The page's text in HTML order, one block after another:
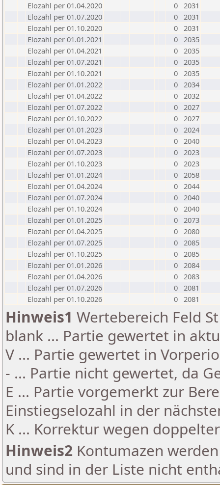
Elozahl per 01.04.2020
0 2031
Elozahl per 01.07.2020
0 2031
Elozahl per 01.10.2020
0 2031
Elozahl per 01.01.2021
0 2035
Elozahl per 01.04.2021
0 2035
Elozahl per 01.07.2021
0 2035
Elozahl per 01.10.2021
0 2035
Elozahl per 01.01.2022
0 2034
Elozahl per 01.04.2022
0 2032
Elozahl per 01.07.2022
0 2027
Elozahl per 01.10.2022
0 2027
Elozahl per 01.01.2023
0 2024
Elozahl per 01.04.2023
0 2040
Elozahl per 01.07.2023
0 2023
Elozahl per 01.10.2023
0 2023
Elozahl per 01.01.2024
0 2058
Elozahl per 01.04.2024
0 2044
Elozahl per 01.07.2024
0 2040
Elozahl per 01.10.2024
0 2040
Elozahl per 01.01.2025
0 2073
Elozahl per 01.04.2025
0 2080
Elozahl per 01.07.2025
0 2085
Elozahl per 01.10.2025
0 2085
Elozahl per 01.01.2026
0 2084
Elozahl per 01.04.2026
0 2083
Elozahl per 01.07.2026
0 2081
Elozahl per 01.10.2026
0 2081
Hinweis1 Wertebereich Feld
blank ... Partie gewertet in
V ... Partie gewertet in
- ... Partie nicht gewertet, da
E ... Partie vorgemerkt zur
Einstiegselozahl in der
K ... Korrektur wegen
Hinweis2 Kontumazen
und sind in der Liste nicht